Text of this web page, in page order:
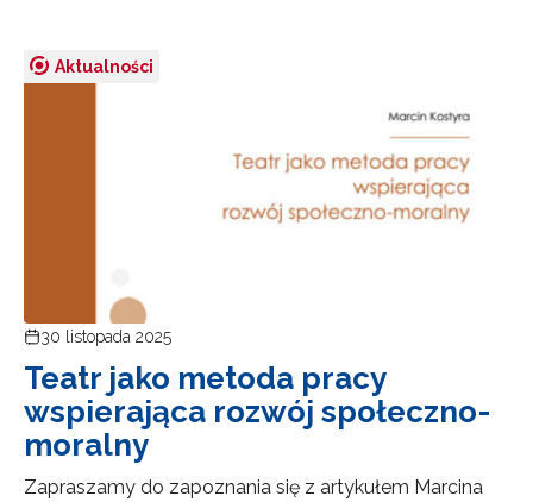
Aktualności
30 listopada 2025
Teatr jako metoda pracy
wspierająca rozwój społeczno-
moralny
Zapraszamy do zapoznania się z artykułem Marcina